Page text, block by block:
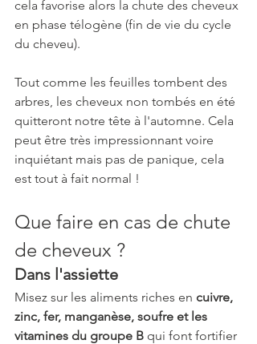
cela favorise alors la chute des cheveux
en phase télogène (fin de vie du cycle
du cheveu).
Tout comme les feuilles tombent des
arbres, les cheveux non tombés en été
quitteront notre tête à l'automne. Cela
peut être très impressionnant voire
inquiétant mais pas de panique, cela
est tout à fait normal !
Que faire en cas de chute
de cheveux ?
Dans l'assiette
Misez sur les aliments riches en cuivre,
zinc, fer, manganèse, soufre et les
vitamines du groupe B qui font fortifier